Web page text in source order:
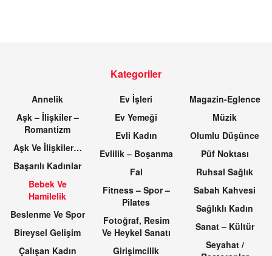
Kategoriler
Annelik
Aşk – İlişkiler –
Romantizm
Aşk Ve İlişkiler…
Başarılı Kadınlar
Bebek Ve
Hamilelik
Beslenme Ve Spor
Bireysel Gelişim
Çalışan Kadın
Ev İşleri
Ev Yemeği
Evli Kadın
Evlilik – Boşanma
Fal
Fitness – Spor –
Pilates
Fotoğraf, Resim
Ve Heykel Sanatı
Girişimcilik
Magazin-Eglence
Müzik
Olumlu Düşünce
Püf Noktası
Ruhsal Sağlık
Sabah Kahvesi
Sağlıklı Kadın
Sanat – Kültür
Seyahat /